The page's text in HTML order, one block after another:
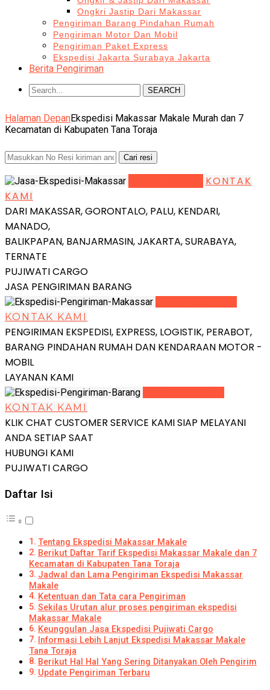
Ongkri Jastip Dari Makassar
Pengiriman Barang Pindahan Rumah
Pengiriman Motor Dan Mobil
Pengiriman Paket Express
Ekspedisi Jakarta Surabaya Jakarta
Berita Pengiriman
SEARCH
Halaman DepanEkspedisi Makassar Makale Murah dan 7
Kecamatan di Kabupaten Tana Toraja
KONTAK
KAMI
DARI MAKASSAR, GORONTALO, PALU, KENDARI,
MANADO,
BALIKPAPAN, BANJARMASIN, JAKARTA, SURABAYA,
TERNATE
PUJIWATI CARGO
JASA PENGIRIMAN BARANG
KONTAK KAMI
PENGIRIMAN EKSPEDISI, EXPRESS, LOGISTIK, PERABOT,
BARANG PINDAHAN RUMAH DAN KENDARAAN MOTOR -
MOBIL
LAYANAN KAMI
KONTAK KAMI
KLIK CHAT CUSTOMER SERVICE KAMI SIAP MELAYANI
ANDA SETIAP SAAT
HUBUNGI KAMI
PUJIWATI CARGO
Daftar Isi
Tentang Ekspedisi Makassar Makale
Berikut Daftar Tarif Ekspedisi Makassar Makale dan 7
Kecamatan di Kabupaten Tana Toraja
Jadwal dan Lama Pengiriman Ekspedisi Makassar
Makale
Ketentuan dan Tata cara Pengiriman
Sekilas Urutan alur proses pengiriman ekspedisi
Makassar Makale
Keunggulan Jasa Ekspedisi Pujiwati Cargo
Informasi Lebih Lanjut Ekspedisi Makassar Makale
Tana Toraja
Berikut Hal Hal Yang Sering Ditanyakan Oleh Pengirim
Update Pengiriman Terbaru